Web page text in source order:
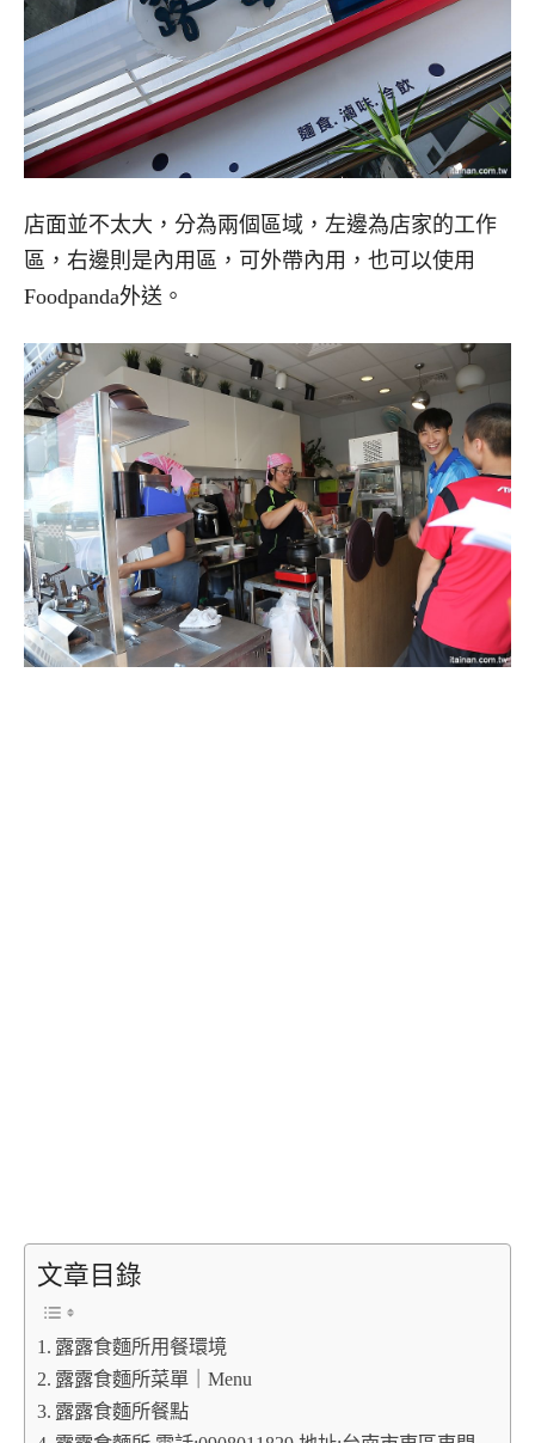
店面並不太大，分為兩個區域，左邊為店家的工作
區，右邊則是內用區，可外帶內用，也可以使用
Foodpanda外送。
文章目錄
露露食麵所用餐環境
露露食麵所菜單｜Menu
露露食麵所餐點